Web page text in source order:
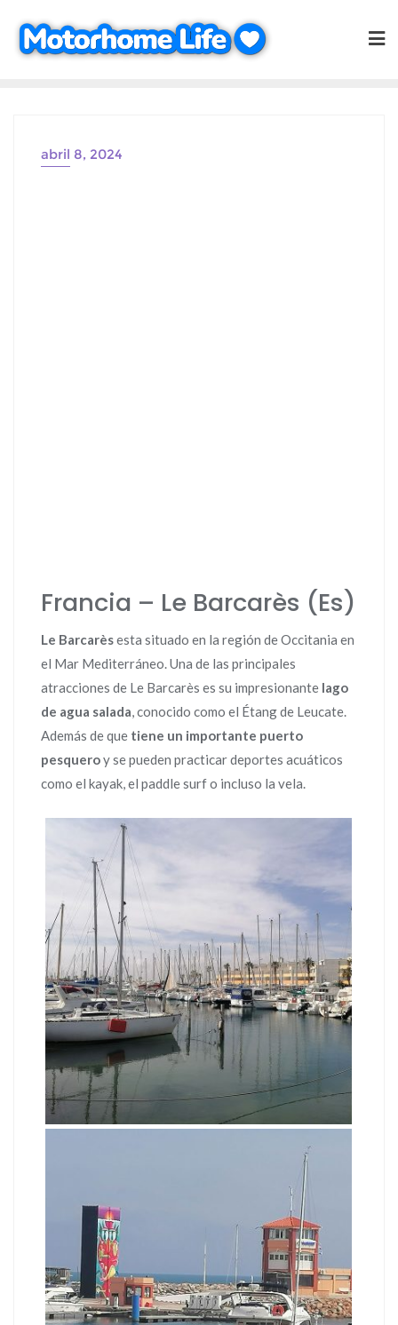
contenido
abril 8, 2024
Francia – Le Barcarès (Es)
Le Barcarèsesta situado en la región de Occitania en
el Mar Mediterráneo. Una de las principales
atracciones de Le Barcarès es su impresionante lago
de agua salada, conocido como el Étang de Leucate.
Además de que tiene un importante puerto
pesqueroy se pueden practicar deportes acuáticos
como el kayak, el paddle surf o incluso la vela.